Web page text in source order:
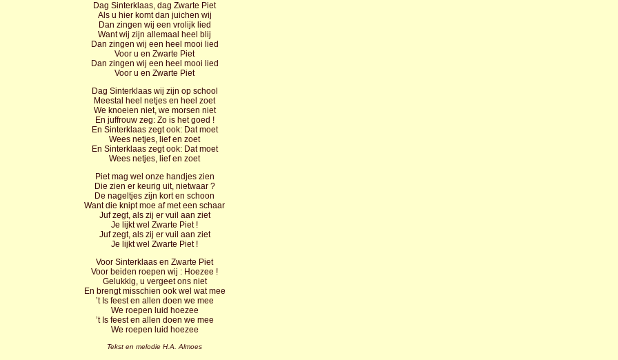
Dag Sinterklaas, dag Zwarte Piet
Als u hier komt dan juichen wij
Dan zingen wij een vrolijk lied
Want wij zijn allemaal heel blij
Dan zingen wij een heel mooi lied
Voor u en Zwarte Piet
Dan zingen wij een heel mooi lied
Voor u en Zwarte Piet
Dag Sinterklaas wij zijn op school
Meestal heel netjes en heel zoet
We knoeien niet, we morsen niet
En juffrouw zeg: Zo is het goed !
En Sinterklaas zegt ook: Dat moet
Wees netjes, lief en zoet
En Sinterklaas zegt ook: Dat moet
Wees netjes, lief en zoet
Piet mag wel onze handjes zien
Die zien er keurig uit, nietwaar ?
De nageltjes zijn kort en schoon
Want die knipt moe af met een schaar
Juf zegt, als zij er vuil aan ziet
Je lijkt wel Zwarte Piet !
Juf zegt, als zij er vuil aan ziet
Je lijkt wel Zwarte Piet !
Voor Sinterklaas en Zwarte Piet
Voor beiden roepen wij : Hoezee !
Gelukkig, u vergeet ons niet
En brengt misschien ook wel wat mee
’t Is feest en allen doen we mee
We roepen luid hoezee
’t Is feest en allen doen we mee
We roepen luid hoezee
Tekst en melodie H.A. Almoes